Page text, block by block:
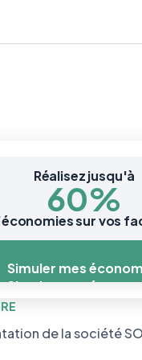
Réalisez jusqu'à
60%
sur vos
Simuler mes
Simuler mes
de la société